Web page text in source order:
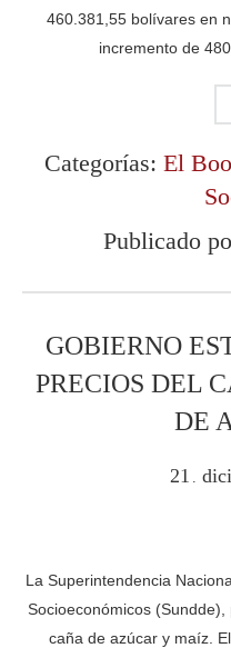
460.381,55 bolívares en
incremento de
Categorías: El
Publicado
GOBIERNO
PRECIOS DEL
DE
21 .
La Superintendencia
Socioeconómicos (Sundde),
caña de azúcar y maíz.